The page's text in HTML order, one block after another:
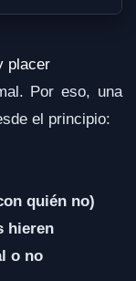
placer
Por eso, una
el principio:
quién no)
hieren
o no